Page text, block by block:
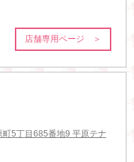
店舗専用ページ ＞
5丁目685番地9 平原テナ